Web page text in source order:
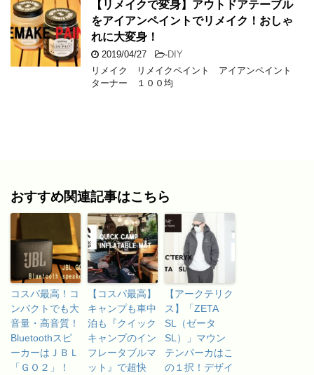
【リメイクで変身】アウトドアテーブル
をアイアンペイントでリメイク！おしゃ
れに大変身！
2019/04/27 -DIY
リメイク リメイクペイント アイアンペイント
ターナー １００均
おすすめ関連記事はこちら
コスパ最高！コ
ンパクトでも大
音量・高音質！
Bluetoothスピ
ーカーはＪＢＬ
「ＧＯ２」！
【コスパ最高】
キャンプも車中
泊も『クイック
キャンプのイン
フレータブルマ
ット』で超快
【アークテリク
ス】「ZETA
SL（ゼータ
SL）」マウン
テンパーカはこ
の１択！デザイ